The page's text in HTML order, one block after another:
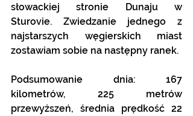
słowackiej stronie Dunaju w
Sturovie. Zwiedzanie jednego z
najstarszych węgierskich miast
zostawiam sobie na następny ranek.
Podsumowanie dnia: 167
kilometrów, 225 metrów
przewyższeń, średnia prędkość 22